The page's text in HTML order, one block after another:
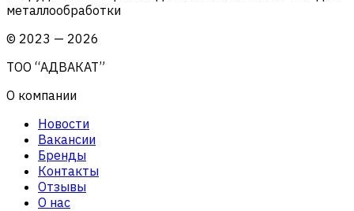
металлообработки
© 2023 — 2026
ТОО “АДВАКАТ”
О компании
Новости
Вакансии
Бренды
Контакты
Отзывы
О нас